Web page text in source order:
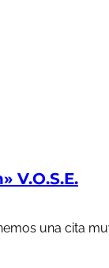
V.O.S.E.
una cita